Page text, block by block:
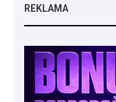
REKLAMA